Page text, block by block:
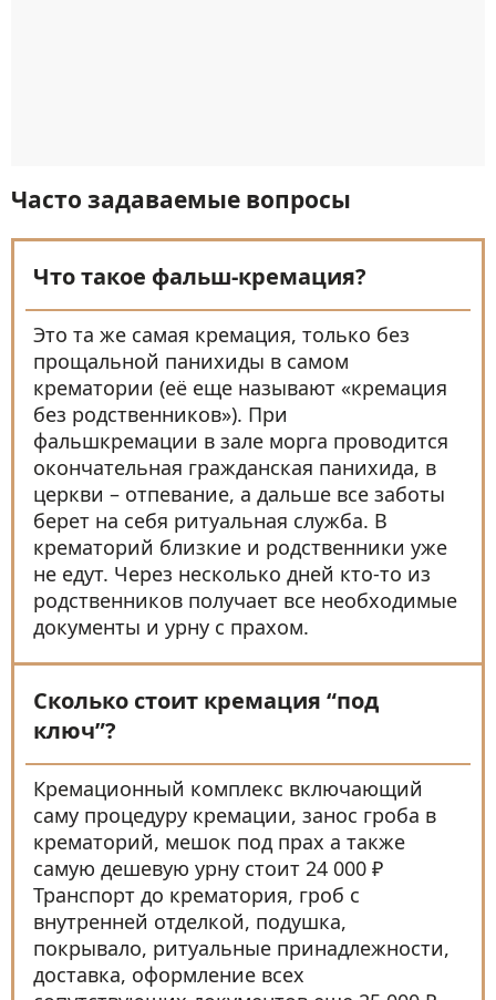
Часто задаваемые вопросы
Что такое фальш-кремация?
Это та же самая кремация, только без
прощальной панихиды в самом
крематории (её еще называют «кремация
без родственников»). При
фальшкремации в зале морга проводится
окончательная гражданская панихида, в
церкви – отпевание, а дальше все заботы
берет на себя ритуальная служба. В
крематорий близкие и родственники уже
не едут. Через несколько дней кто-то из
родственников получает все необходимые
документы и урну с прахом.
Сколько стоит кремация “под
ключ”?
Кремационный комплекс включающий
саму процедуру кремации, занос гроба в
крематорий, мешок под прах а также
самую дешевую урну стоит 24 000 ₽
Транспорт до крематория, гроб с
внутренней отделкой, подушка,
покрывало, ритуальные принадлежности,
доставка, оформление всех